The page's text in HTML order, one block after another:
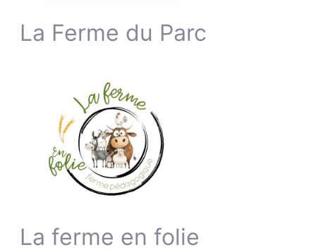
La Ferme du Parc
La ferme en folie